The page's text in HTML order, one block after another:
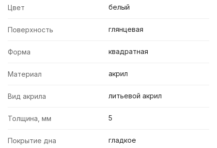
Цвет белый
Поверхность глянцевая
Форма квадратная
Материал акрил
Вид акрила литьевой акрил
Толщина, мм 5
Покрытие дна гладкое